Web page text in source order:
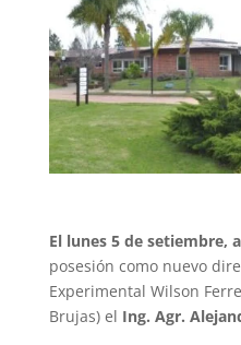
El lunes 5 de setiembre,
posesión como nuevo
Experimental Wilson
Brujas) el Ing. Agr.